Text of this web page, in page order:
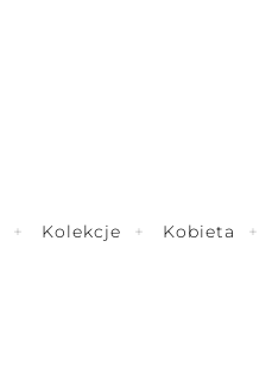
Kolekcje Kobieta